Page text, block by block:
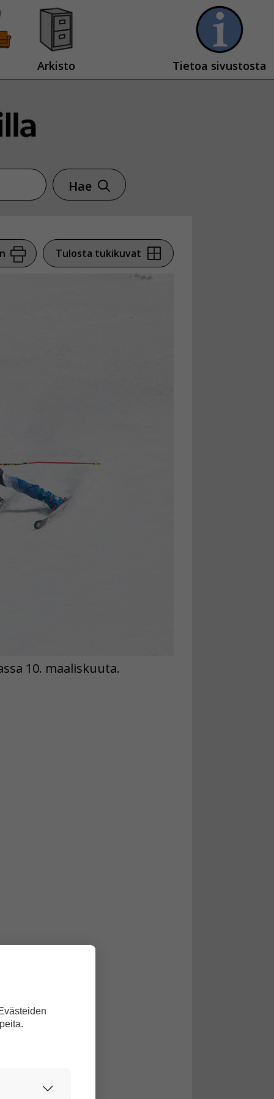
Arkisto Tietoa sivustosta
Hae
Tulosta tukikuvat
10. maaliskuuta.